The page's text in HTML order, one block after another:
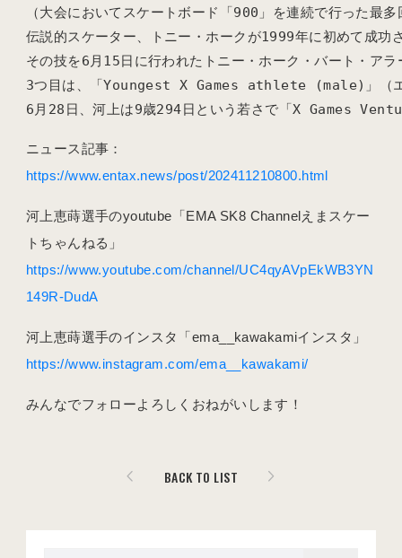
（大会においてスケートボード「900」を連続で行った最
伝説的スケーター、トニー・ホークが1999年に初めて成功
その技を6月15日に行われたトニー・ホーク・バート・ア
3つ目は、「Youngest X Games athlete (male)」（エ
6月28日、河上は9歳294日という若さで「X Games
ニュース記事：
https://www.entax.news/post/202411210800.html
河上恵蒔選手のyoutube「EMA SK8 Channelえまスケー
トちゃんねる」
https://www.youtube.com/channel/UC4qyAVpEkWB3YN
149R-DudA
河上恵蒔選手のインスタ「ema__kawakamiインスタ」
https://www.instagram.com/ema__kawakami/
みんなでフォローよろしくおねがいします！
BACK TO LIST